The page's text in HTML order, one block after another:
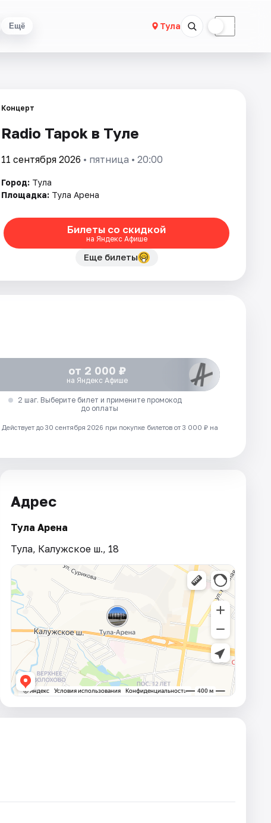
Ещё Тула ☾
Концерт
Radio Tapok в Туле
11 сентября 2026 • пятница • 20:00
Город: Тула
Площадка: Тула Арена
Билеты со скидкой
на Яндекс Афише
Еще билеты
от 2 000 ₽
на Яндекс Афише
2 шаг. Выберите билет и примените промокод
до оплаты
Действует до 30 сентября 2026 при покупке билетов от 3 000 ₽ на
Адрес
Тула Арена
Тула, Калужское ш., 18